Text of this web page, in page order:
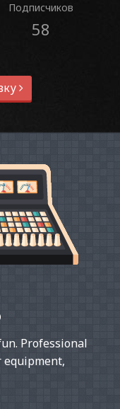
Подписчиков
58
Professional